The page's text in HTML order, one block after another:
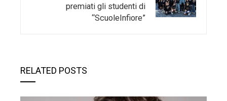
premiati gli studenti di
“ScuoleInfiore”
RELATED POSTS